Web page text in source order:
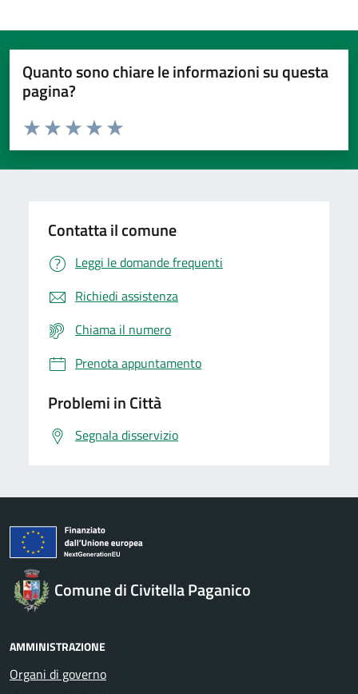
Quanto sono chiare le informazioni su questa
pagina?
Domanda
Valuta da 1 a 5 stelle la pagina
Valuta 5 stelle su 5
Valuta 4 stelle su 5
Valuta 3 stelle su 5
Valuta 2 stelle su 5
Valuta 1 stelle su 5
Contatta il comune
Leggi le domande frequenti
Richiedi assistenza
Chiama il numero
Prenota appuntamento
Problemi in Città
Segnala disservizio
Comune di Civitella Paganico
AMMINISTRAZIONE
Organi di governo